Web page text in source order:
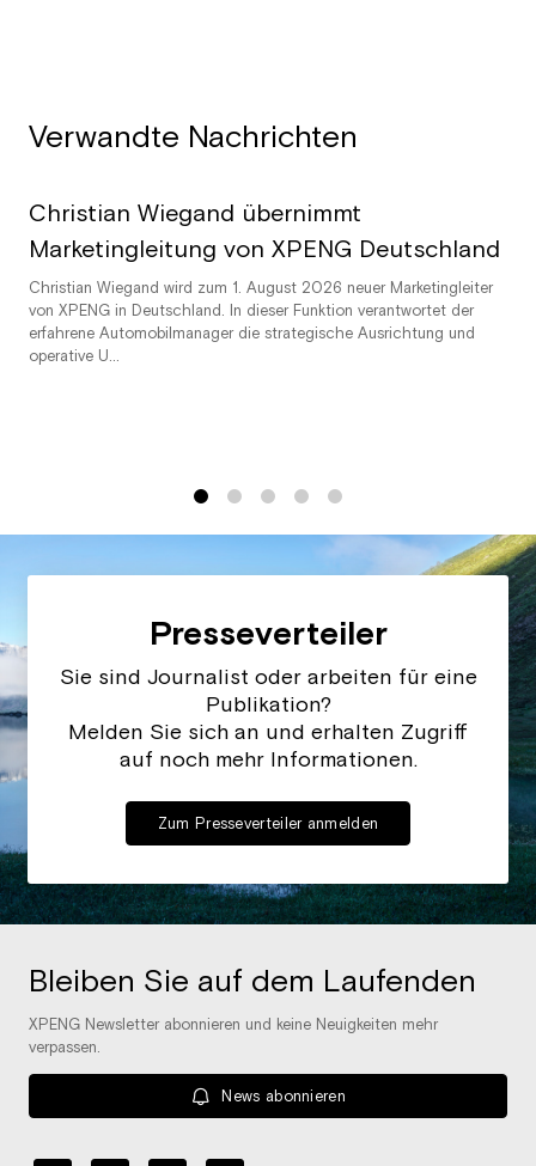
Verwandte Nachrichten
Christian Wiegand übernimmt
Marketingleitung von XPENG Deutschland
Christian Wiegand wird zum 1. August 2026 neuer Marketingleiter
von XPENG in Deutschland. In dieser Funktion verantwortet der
erfahrene Automobilmanager die strategische Ausrichtung und
operative U...
Presseverteiler
Sie sind Journalist oder arbeiten für eine
Publikation?
Melden Sie sich an und erhalten Zugriff
auf noch mehr Informationen.
Zum Presseverteiler anmelden
Bleiben Sie auf dem Laufenden
XPENG Newsletter abonnieren und keine Neuigkeiten mehr
verpassen.
News abonnieren